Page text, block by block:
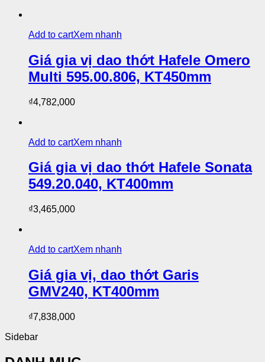
Add to cartXem nhanh
Giá gia vị dao thớt Hafele Omero
Multi 595.00.806, KT450mm
₫4,782,000
Add to cartXem nhanh
Giá gia vị dao thớt Hafele Sonata
549.20.040, KT400mm
₫3,465,000
Add to cartXem nhanh
Giá gia vị, dao thớt Garis
GMV240, KT400mm
₫7,838,000
Sidebar